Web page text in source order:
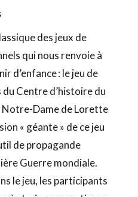
des jeux de
qui nous renvoie à
d’enfance : le jeu de
du Centre d’histoire du
Dame de Lorette
« géante » de ce jeu
de propagande
Guerre mondiale.
le jeu, les participants